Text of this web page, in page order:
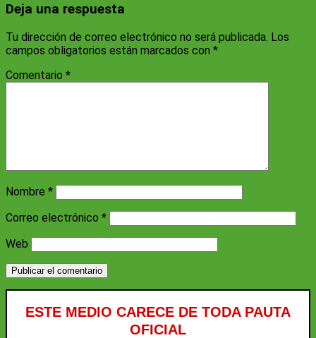
Deja una respuesta
Tu dirección de correo electrónico no será publicada. Los
campos obligatorios están marcados con *
Comentario *
Nombre *
Correo electrónico *
Web
ESTE MEDIO CARECE DE TODA PAUTA
OFICIAL